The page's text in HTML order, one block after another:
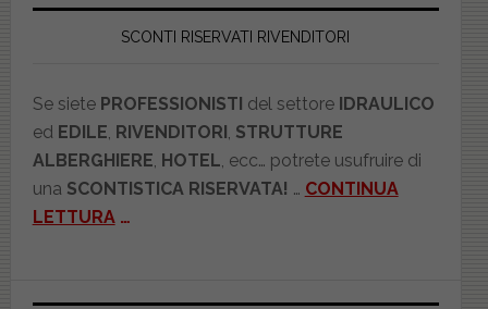
SCONTI RISERVATI RIVENDITORI
Se siete PROFESSIONISTI del settore IDRAULICO
ed EDILE RIVENDITORI STRUTTURE
ALBERGHIERE HOTEL , ecc… potrete usufruire di
una SCONTISTICA RISERVATA! … CONTINUA
LETTURA …